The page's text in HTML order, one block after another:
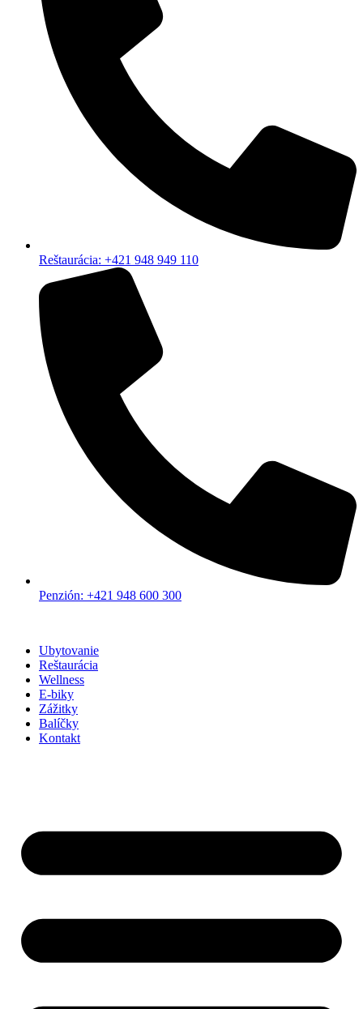
Reštaurácia: +421 948 949 110
Penzión: +421 948 600 300
Ubytovanie
Reštaurácia
Wellness
E-biky
Zážitky
Balíčky
Kontakt